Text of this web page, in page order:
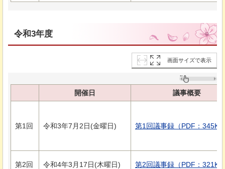
令和3年度
画面サイズで表示
開催日 議事概要
第1回 令和3年7月2日(金曜日) 第1回議事録（PDF：345KB
第2回 令和4年3月17日(木曜日) 第2回議事録（PDF：321KB